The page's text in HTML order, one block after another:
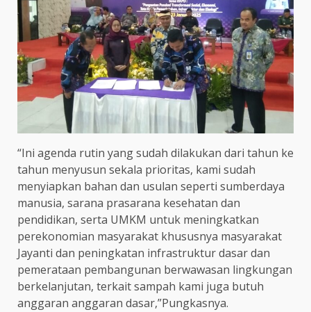
“Ini agenda rutin yang sudah dilakukan dari tahun ke
tahun menyusun sekala prioritas, kami sudah
menyiapkan bahan dan usulan seperti sumberdaya
manusia, sarana prasarana kesehatan dan
pendidikan, serta UMKM untuk meningkatkan
perekonomian masyarakat khususnya masyarakat
Jayanti dan peningkatan infrastruktur dasar dan
pemerataan pembangunan berwawasan lingkungan
berkelanjutan, terkait sampah kami juga butuh
anggaran anggaran dasar,”Pungkasnya.